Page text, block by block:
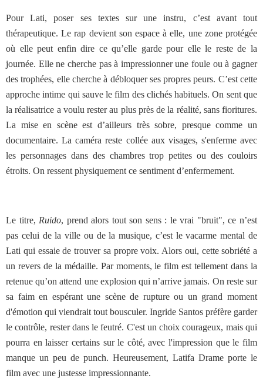
Pour Lati, poser ses textes sur une instru, c’est avant tout
thérapeutique. Le rap devient son espace à elle, une zone protégée
où elle peut enfin dire ce qu’elle garde pour elle le reste de la
journée. Elle ne cherche pas à impressionner une foule ou à gagner
des trophées, elle cherche à débloquer ses propres peurs. C’est cette
approche intime qui sauve le film des clichés habituels. On sent que
la réalisatrice a voulu rester au plus près de la réalité, sans fioritures.
La mise en scène est d’ailleurs très sobre, presque comme un
documentaire. La caméra reste collée aux visages, s'enferme avec
les personnages dans des chambres trop petites ou des couloirs
étroits. On ressent physiquement ce sentiment d’enfermement.
Le titre, Ruido, prend alors tout son sens : le vrai "bruit", ce n’est
pas celui de la ville ou de la musique, c’est le vacarme mental de
Lati qui essaie de trouver sa propre voix. Alors oui, cette sobriété a
un revers de la médaille. Par moments, le film est tellement dans la
retenue qu’on attend une explosion qui n’arrive jamais. On reste sur
sa faim en espérant une scène de rupture ou un grand moment
d'émotion qui viendrait tout bousculer. Ingride Santos préfère garder
le contrôle, rester dans le feutré. C'est un choix courageux, mais qui
pourra en laisser certains sur le côté, avec l'impression que le film
manque un peu de punch. Heureusement, Latifa Drame porte le
film avec une justesse impressionnante.